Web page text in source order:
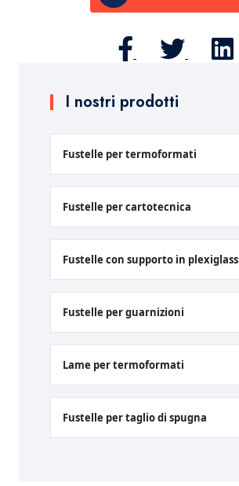
I nostri prodotti
Fustelle per termoformati
Fustelle per cartotecnica
Fustelle con supporto in plexiglass
Fustelle per guarnizioni
Lame per termoformati
Fustelle per taglio di spugna